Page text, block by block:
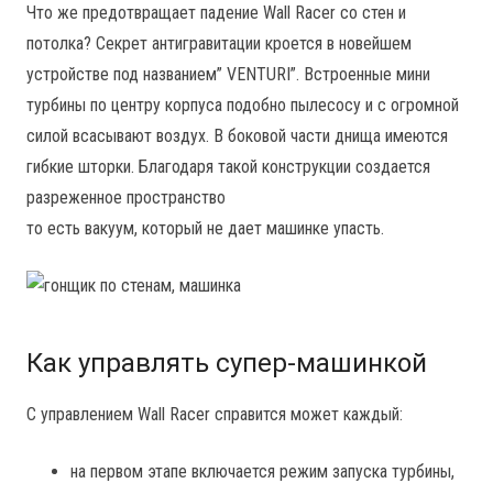
Что же предотвращает падение Wall Racer со стен и
потолка? Секрет антигравитации кроется в новейшем
устройстве под названием” VENTURI”. Встроенные мини
турбины по центру корпуса подобно пылесосу и с огромной
силой всасывают воздух. В боковой части днища имеются
гибкие шторки. Благодаря такой конструкции создается
разреженное пространство
то есть вакуум, который не дает машинке упасть.
Как управлять супер-машинкой
С управлением Wall Racer справится может каждый:
на первом этапе включается режим запуска турбины,